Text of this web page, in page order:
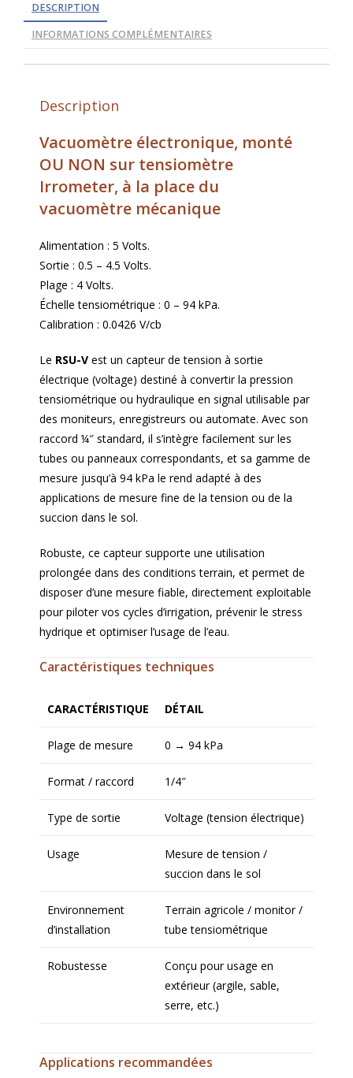
DESCRIPTION
INFORMATIONS COMPLÉMENTAIRES
Description
Vacuomètre électronique, monté
OU NON sur tensiomètre
Irrometer, à la place du
vacuomètre mécanique
Alimentation : 5 Volts.
Sortie : 0.5 – 4.5 Volts.
Plage : 4 Volts.
Échelle tensiométrique : 0 – 94 kPa.
Calibration : 0.0426 V/cb
Le RSU-V est un capteur de tension à sortie
électrique (voltage) destiné à convertir la pression
tensiométrique ou hydraulique en signal utilisable par
des moniteurs, enregistreurs ou automate. Avec son
raccord ¼″ standard, il s’intègre facilement sur les
tubes ou panneaux correspondants, et sa gamme de
mesure jusqu’à 94 kPa le rend adapté à des
applications de mesure fine de la tension ou de la
succion dans le sol.
Robuste, ce capteur supporte une utilisation
prolongée dans des conditions terrain, et permet de
disposer d’une mesure fiable, directement exploitable
pour piloter vos cycles d’irrigation, prévenir le stress
hydrique et optimiser l’usage de l’eau.
Caractéristiques techniques
CARACTÉRISTIQUE DÉTAIL
Plage de mesure 0 → 94 kPa
Format / raccord 1/4″
Type de sortie Voltage (tension électrique)
Usage
Mesure de tension /
succion dans le sol
Environnement
d’installation
Terrain agricole / monitor /
tube tensiométrique
Robustesse
Conçu pour usage en
extérieur (argile, sable,
serre, etc.)
Applications recommandées